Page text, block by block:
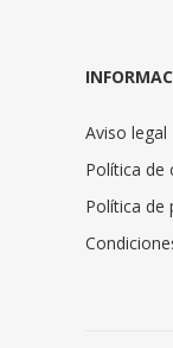
Aviso legal
Política de
Política de